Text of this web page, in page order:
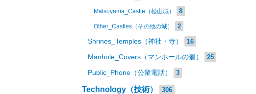
Matsuyama_Castle（松山城） 8
Other_Castles（その他の城） 2
Shrines_Temples（神社・寺） 16
Manhole_Covers（マンホールの蓋） 25
Public_Phone（公衆電話） 3
Technology（技術） 306